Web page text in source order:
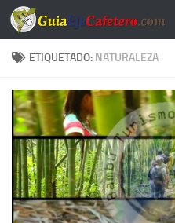
Saltar al contenido
ETIQUETADO: NATURALEZA